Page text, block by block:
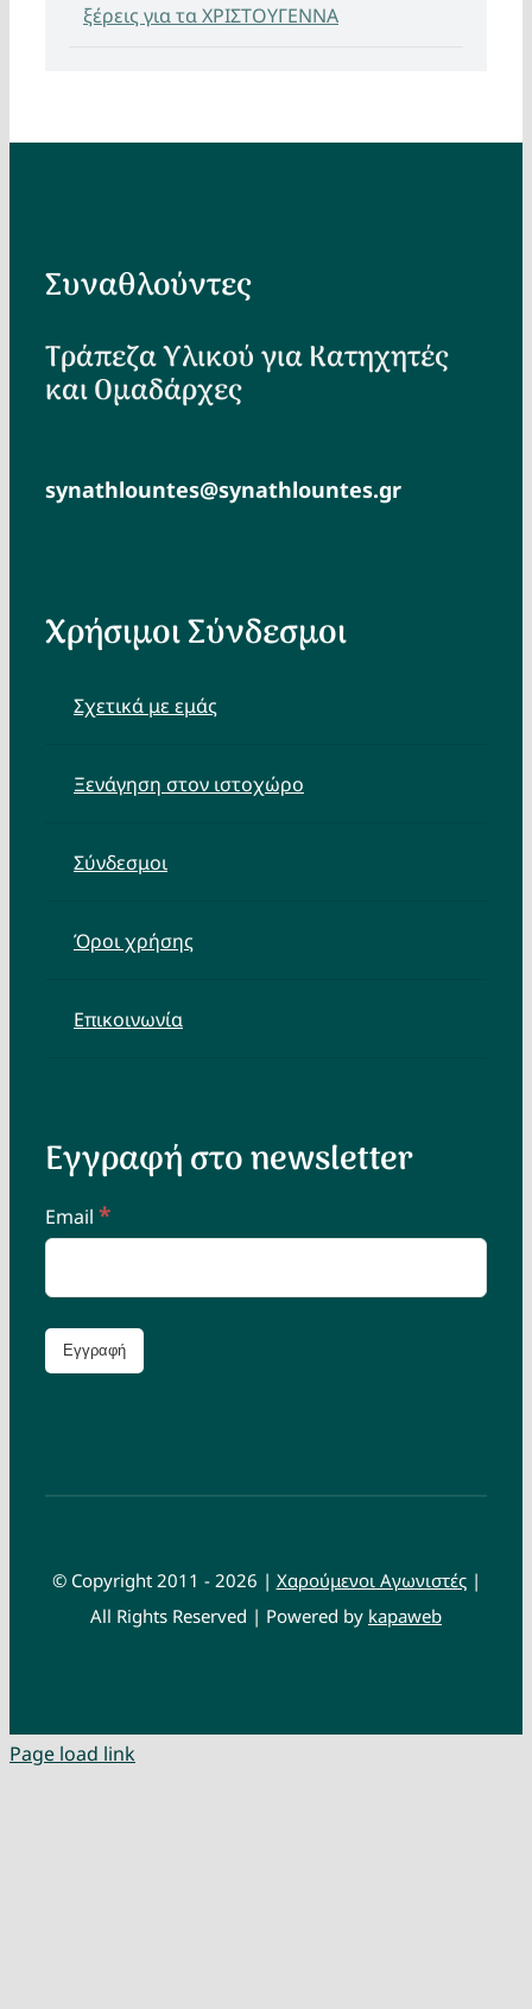
ξέρεις για τα ΧΡΙΣΤΟΥΓΕΝΝΑ
Συναθλούντες
Τράπεζα Υλικού για Κατηχητές
και Ομαδάρχες
synathlountes@synathlountes.gr
Χρήσιμοι Σύνδεσμοι
Σχετικά με εμάς
Ξενάγηση στον ιστοχώρο
Σύνδεσμοι
Όροι χρήσης
Επικοινωνία
Εγγραφή στο newsletter
Email *
© Copyright 2011 - 2026 | Χαρούμενοι Αγωνιστές|
All Rights Reserved | Powered by kapaweb
Page load link